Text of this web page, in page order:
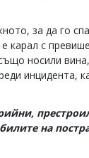
за да го
карал с
носили
инцидента,
на